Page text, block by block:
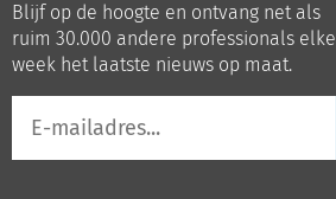
LinkedInYoutube
Blijf op de hoogte en ontvang net als
ruim 30.000 andere professionals elke
week het laatste nieuws op maat.
mailadres